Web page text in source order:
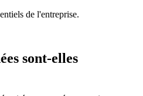
de l'entreprise.
sont-elles